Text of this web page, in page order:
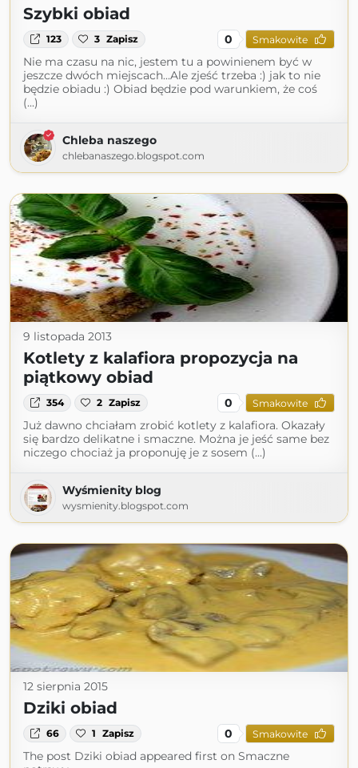
Szybki obiad
123 3 Zapisz 0 Smakowite
Nie ma czasu na nic, jestem tu a powinienem być w
jeszcze dwóch miejscach...Ale zjeść trzeba :) jak to nie
będzie obiadu :) Obiad będzie pod warunkiem, że coś
(...)
Chleba naszego
chlebanaszego.blogspot.com
9 listopada 2013
Kotlety z kalafiora propozycja na
piątkowy obiad
354 2 Zapisz 0 Smakowite
Już dawno chciałam zrobić kotlety z kalafiora. Okazały
się bardzo delikatne i smaczne. Można je jeść same bez
niczego chociaż ja proponuję je z sosem (...)
Wyśmienity blog
wysmienity.blogspot.com
12 sierpnia 2015
Dziki obiad
66 1 Zapisz 0 Smakowite
The post Dziki obiad appeared first on Smaczne